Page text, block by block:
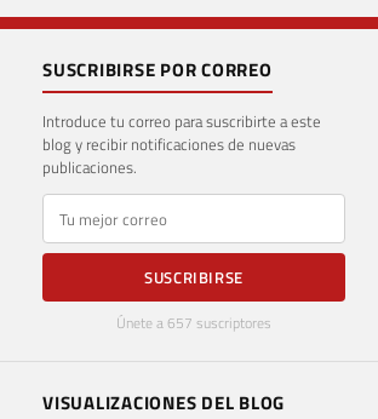
SUSCRIBIRSE POR CORREO
Introduce tu correo para suscribirte a este
blog y recibir notificaciones de nuevas
publicaciones.
E-mail
SUSCRIBIRSE
Únete a 657 suscriptores
VISUALIZACIONES DEL BLOG